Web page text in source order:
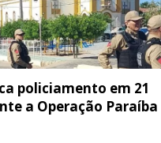
policiamento em 21
a Operação